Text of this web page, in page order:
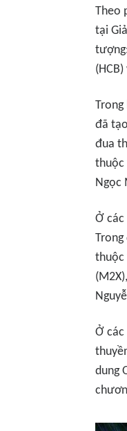
Theo
tại
đã
đua
thuộc
Ngọc
Ở
Trong
thuộc
Ở các
dung